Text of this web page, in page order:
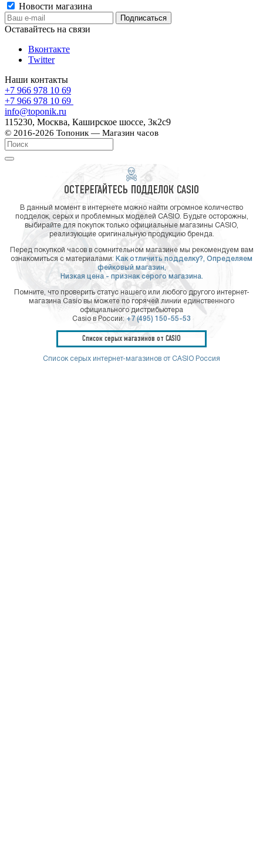
Новости магазина
Оставайтесь на связи
Вконтакте
Twitter
Наши контакты
+7 966 978 10 69
+7 966 978 10 69
info@toponik.ru
115230, Москва, Каширское шоссе, 3к2с9
© 2016-2026 Топоник — Магазин часов
ОСТЕРЕГАЙТЕСЬ ПОДДЕЛОК CASIO
В данный момент в интернете можно найти огромное количество
подделок, серых и проблемных моделей CASIO. Будьте осторожны,
выбирайте для покупок только официальные магазины CASIO,
реализующие оригинальную продукцию бренда.
Перед покупкой часов в сомнительном магазине мы рекомендуем вам
ознакомиться с материалами: Как отличить подделку?, Определяем
фейковый магазин,
Низкая цена - признак серого магазина.
Помните, что проверить статус нашего или любого другого интернет-
магазина Casio вы можете по горячей линии единственного
официального дистрибьютера
Casio в России: +7 (495) 150-55-53
Список серых магазинов от CASIO
Список серых интернет-магазинов от CASIO Россия